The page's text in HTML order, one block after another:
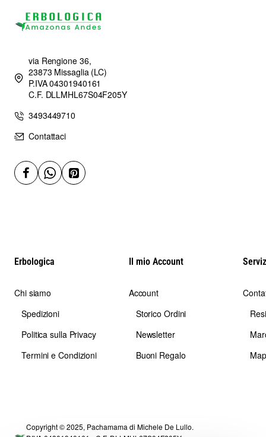
via Rengione 36,
23873 Missaglia (LC)
P.IVA 04301940161
C.F. DLLMHL67S04F205Y
3493449710
Contattaci
Erbologica
Chi siamo
Spedizioni
Politica sulla Privacy
Termini e Condizioni
Il mio Account
Account
Storico Ordini
Newsletter
Buoni Regalo
Copyright © 2025, Pachamama di Michele De Lullo.